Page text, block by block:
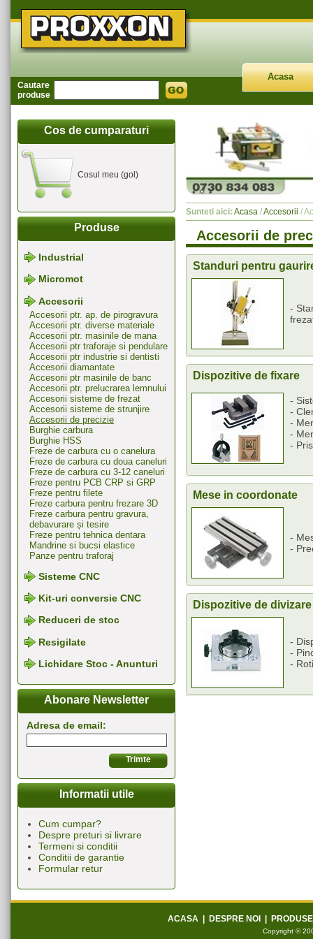
Cautare
produse
Acasa
Cos de cumparaturi
Cosul meu (gol)
Produse
Industrial
Micromot
Accesorii
Accesorii ptr. ap. de pirogravura
Accesorii ptr. diverse materiale
Accesorii ptr. masinile de mana
Accesorii ptr traforaje si pendulare
Accesorii ptr industrie si dentisti
Accesorii diamantate
Accesorii ptr masinile de banc
Accesorii ptr. prelucrarea lemnului
Accesorii sisteme de frezat
Accesorii sisteme de strunjire
Accesorii de precizie
Burghie carbura
Burghie HSS
Freze de carbura cu o canelura
Freze de carbura cu doua caneluri
Freze de carbura cu 3-12 caneluri
Freze pentru PCB CRP si GRP
Freze pentru filete
Freze carbura pentru frezare 3D
Freze carbura pentru gravura,
debavurare și tesire
Freze pentru tehnica dentara
Mandrine si bucsi elastice
Panze pentru traforaj
Sisteme CNC
Kit-uri conversie CNC
Reduceri de stoc
Resigilate
Lichidare Stoc - Anunturi
Abonare Newsletter
Adresa de email:
Informatii utile
Cum cumpar?
Despre preturi si livrare
Termeni si conditii
Conditii de garantie
Formular retur
Sunteti aici: Acasa /Accesorii /
Accesorii de
Standuri pentru
-
Dispozitive de fixare
-
-
-
-
-
Mese in coordonate
-
-
Dispozitive de
-
-
-
ACASA DESPRE NOI
Copyright ©